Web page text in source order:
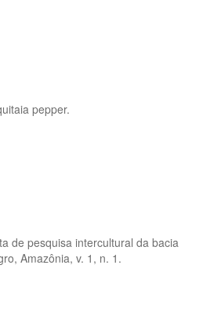
pepper.
de pesquisa intercultural da bacia
Amazônia, v. 1, n. 1.